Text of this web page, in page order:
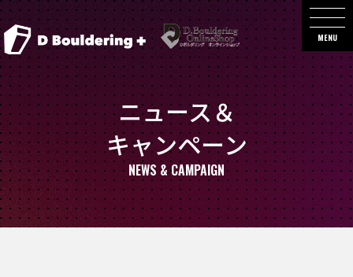
MENU
ニュース＆
キャンペーン
NEWS & CAMPAIGN